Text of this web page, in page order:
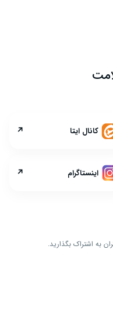
کانال ایتا ↗
اینستاگرام ↗
به اشتراک بگذارید.